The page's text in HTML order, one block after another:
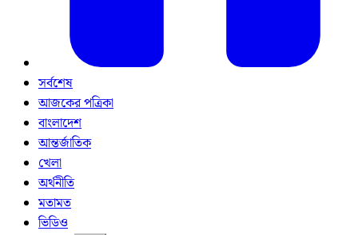
সর্বশেষ
আজকের পত্রিকা
বাংলাদেশ
আন্তর্জাতিক
খেলা
অর্থনীতি
মতামত
ভিডিও